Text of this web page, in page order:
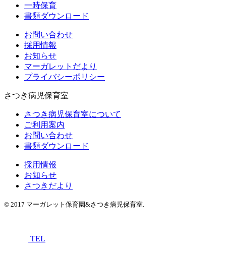
一時保育
書類ダウンロード
お問い合わせ
採用情報
お知らせ
マーガレットだより
プライバシーポリシー
さつき病児保育室
さつき病児保育室について
ご利用案内
お問い合わせ
書類ダウンロード
採用情報
お知らせ
さつきだより
© 2017 マーガレット保育園&さつき病児保育室.
TEL